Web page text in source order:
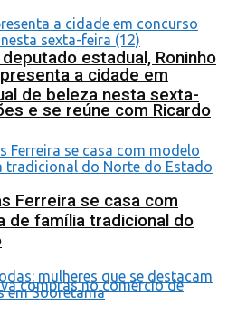
estadual, Roninho
e se reúne com Ricardo
a cidade em
de beleza nesta sexta-
Ferreira se casa com
de família tradicional do